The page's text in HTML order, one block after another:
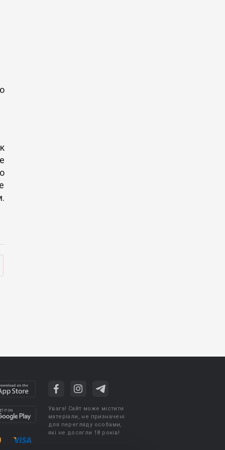
Увага! Сайт може містити
матеріали, не призначені
для перегляду особами,
які не досягли 18 років!